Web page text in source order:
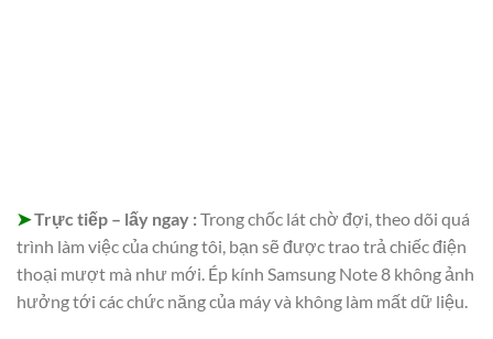
➤Trực tiếp – lấy ngay :Trong chốc lát chờ đợi, theo dõi quá
trình làm việc của chúng tôi, bạn sẽ được trao trả chiếc điện
thoại mượt mà như mới. Ép kính Samsung Note 8 không ảnh
hưởng tới các chức năng của máy và không làm mất dữ liệu.